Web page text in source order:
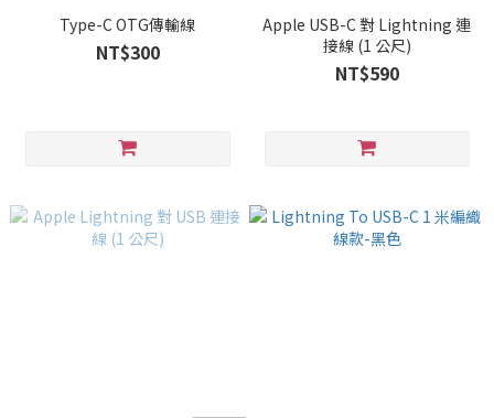
Type-C OTG傳輸線
NT$300
Apple USB-C 對 Lightning 連
接線 (1 公尺)
NT$590